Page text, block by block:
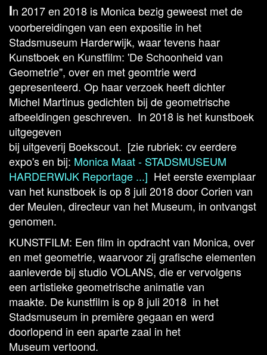
In 2017 en 2018 is Monica bezig geweest met de
voorbereidingen van een expositie in het
Stadsmuseum Harderwijk, waar tevens haar
Kunstboek en Kunstfilm: 'De Schoonheid van
Geometrie", over en met geomtrie werd
gepresenteerd. Op haar verzoek heeft dichter
Michel Martinus gedichten bij de geometrische
afbeeldingen geschreven. In 2018 is het kunstboek
uitgegeven
bij uitgeverij Boekscout. [zie rubriek: cv eerdere
expo's en bij: Monica Maat - STADSMUSEUM
HARDERWIJK Reportage ...] Het eerste exemplaar
van het kunstboek is op 8 juli 2018 door Corien van
der Meulen, directeur van het Museum, in ontvangst
genomen.
KUNSTFILM: Een film in opdracht van Monica, over
en met geometrie, waarvoor zij grafische elementen
aanleverde bij studio VOLANS, die er vervolgens
een artistieke geometrische animatie van
maakte. De kunstfilm is op 8 juli 2018 in het
Stadsmuseum in première gegaan en werd
doorlopend in een aparte zaal in het
Museum vertoond.